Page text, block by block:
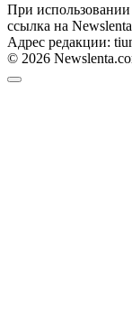
При использовании
ссылка на
Адрес редакции:
© 2026